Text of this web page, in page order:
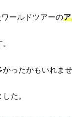
ールドツアーの
ったかもいれま
た。